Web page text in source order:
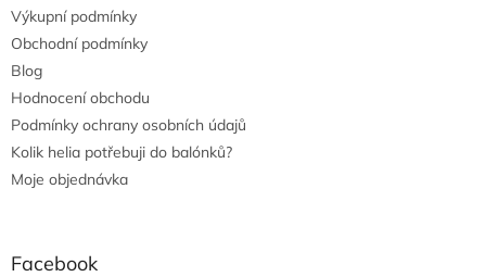
Výkupní podmínky
Obchodní podmínky
Blog
Hodnocení obchodu
Podmínky ochrany osobních údajů
Kolik helia potřebuji do balónků?
Moje objednávka
Facebook